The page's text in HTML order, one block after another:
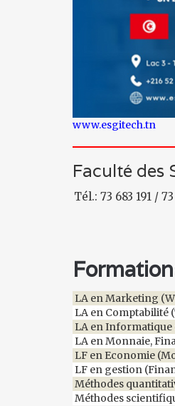
www.esgitech.tn
Faculté des
Tél.: 73 683 191 /
LA en Marketing
LA en Comptabilité
LA en Informatique
LA en Monnaie,
LF en Economie
LF en gestion
Méthodes
Méthodes